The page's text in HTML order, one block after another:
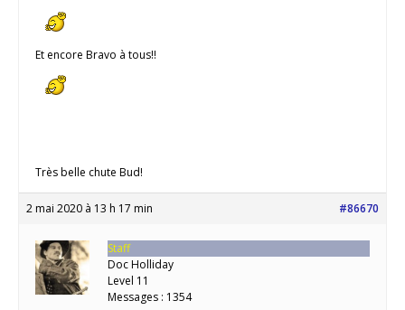
Et encore Bravo à tous!!
Très belle chute Bud!
2 mai 2020 à 13 h 17 min #86670
Staff
Doc Holliday
Level 11
Messages : 1354